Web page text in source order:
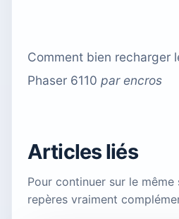
Comment bien recharger
Phaser 6110 parencros
Articles liés
Pour continuer sur le
repères vraiment